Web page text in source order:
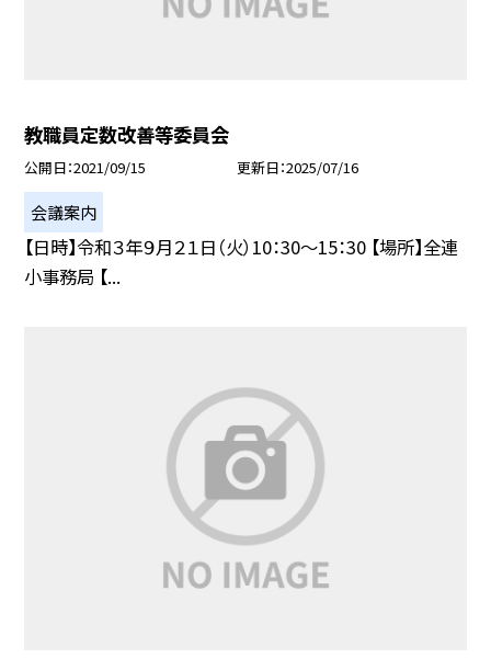
教職員定数改善等委員会
公開日 2021/09/15 更新日 2025/07/16
会議案内
【日時】令和３年９月２１日（火）10：30〜15：30 【場所】全連
小事務局 【...